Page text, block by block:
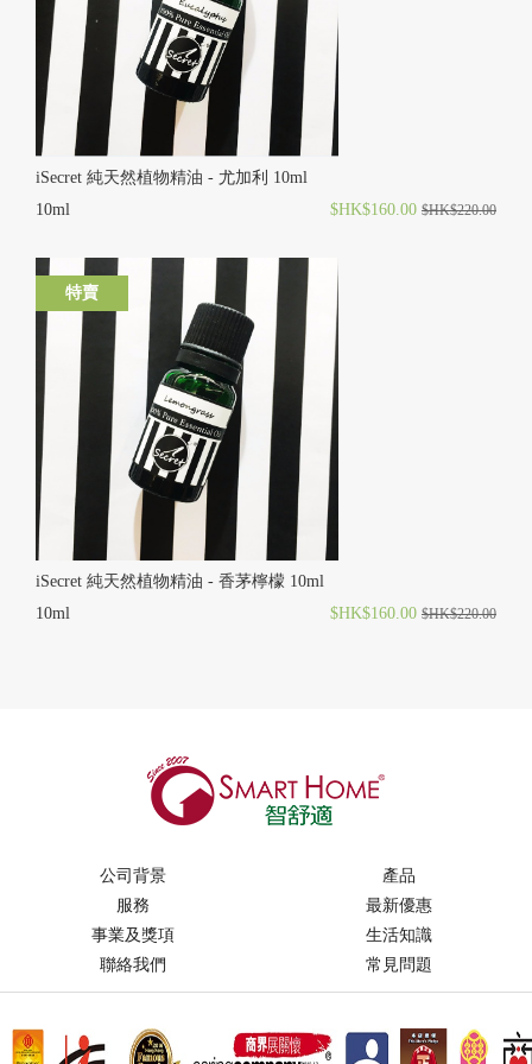
iSecret 純天然植物精油 - 尤加利 10ml
10ml
$HK$160.00 $HK$220.00
iSecret 純天然植物精油 - 香茅檸檬 10ml
10ml
$HK$160.00 $HK$220.00
特賣
公司背景
產品
服務
最新優惠
事業及獎項
生活知識
聯絡我們
常見問題